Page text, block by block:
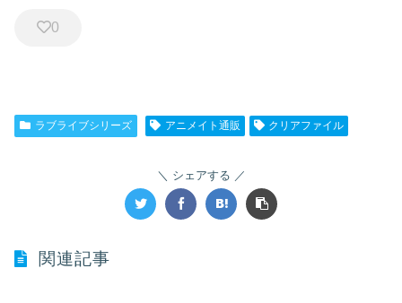
0
ラブライブシリーズ アニメイト通販 クリアファイル
シェアする
関連記事